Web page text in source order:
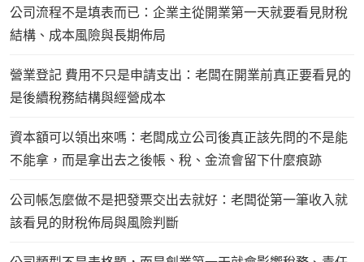
公司流程不是填表而已：企業主從開業第一天就要看見財稅
結構、成本風險與長期佈局
營業登記 費用不只是申請支出：老闆在開業前真正要看見的
是後續稅務結構與經營成本
資本額可以領出來嗎：老闆成立公司後真正該先問的不是能
不能拿，而是拿出去之後帳、稅、金流會留下什麼痕跡
公司帳怎麼做不是把發票交出去就好：老闆從第一筆收入就
該看見的財稅佈局與風險判斷